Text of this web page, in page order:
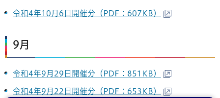
令和4年10月6日開催分（PDF：607KB）
9月
令和4年9月29日開催分（PDF：851KB）
令和4年9月22日開催分（PDF：653KB）